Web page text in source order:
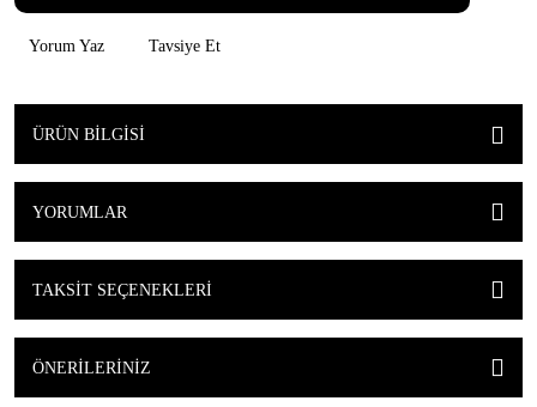
Yorum Yaz Tavsiye Et
ÜRÜN BILGISI
YORUMLAR
TAKSIT SEÇENEKLERI
ÖNERILERINIZ